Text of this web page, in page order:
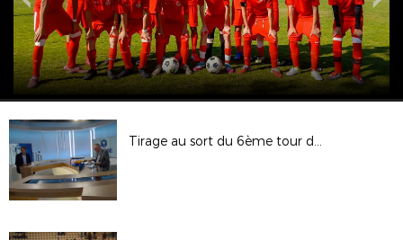
Tirage au sort du 6ème tour de la Coupe de France